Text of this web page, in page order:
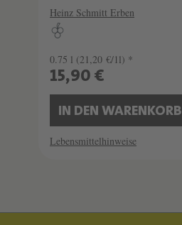
Heinz Schmitt Erben
0.75 l (21,20 €/1l) *
15,90 €
IN DEN WARENKORB
Lebensmittelhinweise